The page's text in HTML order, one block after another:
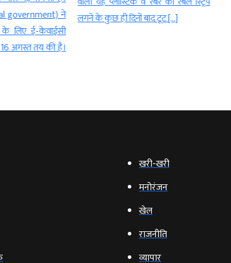
टूट […]
खरी-खरी
मनोरंजन
खेल
राजनीति
व्‍यापार